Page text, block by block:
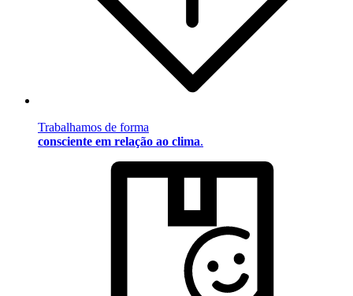
Trabalhamos de forma
consciente em relação ao clima.